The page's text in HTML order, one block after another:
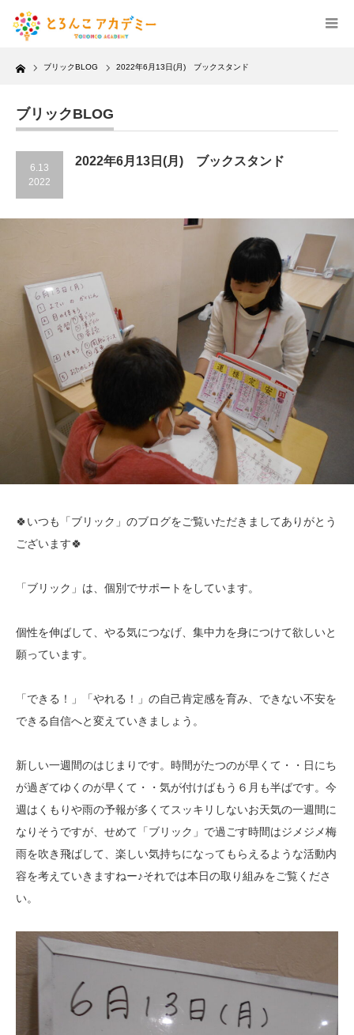
Home ブリックBLOG 2022年6月13日(月) ブックスタンド
ブリックBLOG
6.13
2022
2022年6月13日(月) ブックスタンド
🍀いつも「ブリック」のブログをご覧いただきましてありがとう
ございます🍀
「ブリック」は、個別でサポートをしています。
個性を伸ばして、やる気につなげ、集中力を身につけて欲しいと
願っています。
「できる！」「やれる！」の自己肯定感を育み、できない不安を
できる自信へと変えていきましょう。
新しい一週間のはじまりです。時間がたつのが早くて・・日にち
が過ぎてゆくのが早くて・・気が付けばもう６月も半ばです。今
週はくもりや雨の予報が多くてスッキリしないお天気の一週間に
なりそうですが、せめて「ブリック」で過ごす時間はジメジメ梅
雨を吹き飛ばして、楽しい気持ちになってもらえるような活動内
容を考えていきますねー♪それでは本日の取り組みをご覧くださ
い。